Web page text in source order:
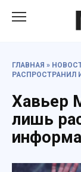
ГЛАВНАЯ »
РАСПРОСТРАНИЛ
Хавьер
лишь